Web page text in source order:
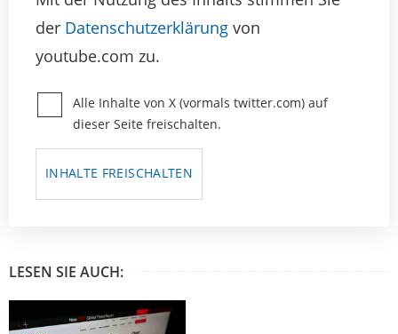
der Datenschutzerklärung von
youtube.com zu.
Alle Inhalte von X (vormals twitter.com) auf
dieser Seite freischalten.
INHALTE FREISCHALTEN
LESEN SIE AUCH: